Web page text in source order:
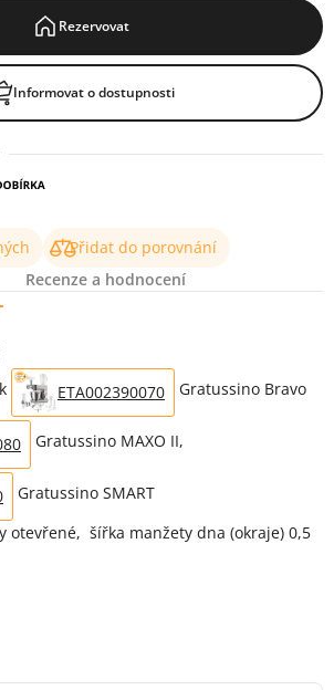
Rezervovat
Informovat o dostupnosti
Přidat do porovnání
Recenze a hodnocení
ETA002390070 Gratussino Bravo
Gratussino MAXO II,
Gratussino SMART
otevřené, šířka manžety dna (okraje) 0,5